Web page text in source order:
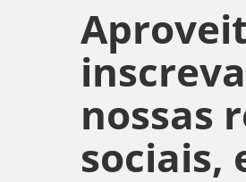
nossas
sociais,